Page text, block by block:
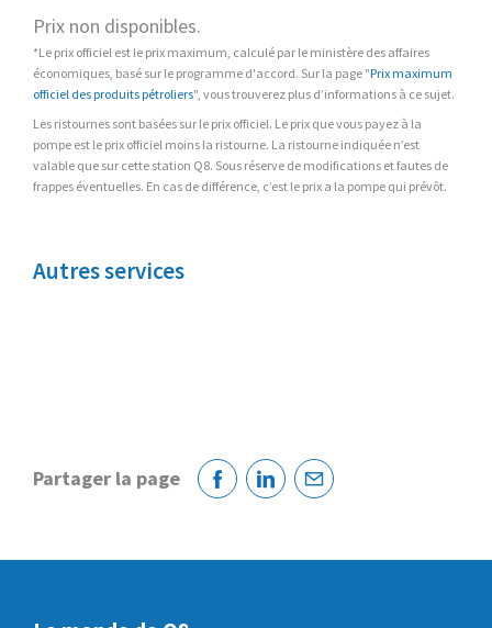
Prix non disponibles.
*Le prix officiel est le prix maximum, calculé par le ministère des affaires
économiques, basé sur le programme d'accord. Sur la page "Prix maximum
officiel des produits pétroliers", vous trouverez plus d’informations à ce sujet.
Les ristournes sont basées sur le prix officiel. Le prix que vous payez à la
pompe est le prix officiel moins la ristourne. La ristourne indiquée n’est
valable que sur cette station Q8. Sous réserve de modifications et fautes de
frappes éventuelles. En cas de différence, c’est le prix a la pompe qui prévôt.
Autres services
Partager la page
FacebookLinkedinCourriel